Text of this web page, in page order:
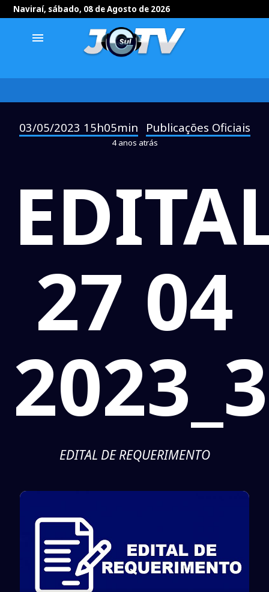
Naviraí, sábado, 08 de Agosto de 2026
menu
03/05/2023 15h05min Publicações Oficiais
4 anos atrás
27 04
2023_3
EDITAL DE REQUERIMENTO